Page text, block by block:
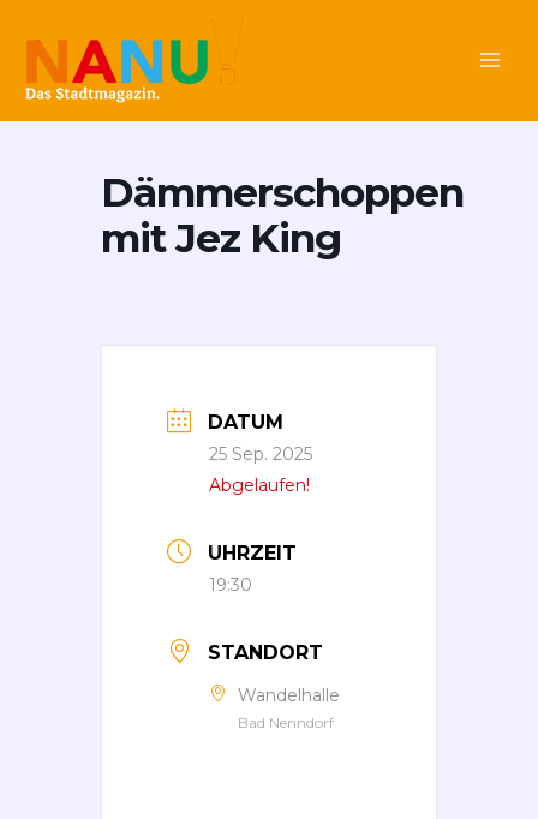
Inhalt
springen
Dämmerschoppen
mit Jez King
DATUM
25 Sep. 2025
Abgelaufen!
UHRZEIT
19:30
STANDORT
Wandelhalle
Bad Nenndorf